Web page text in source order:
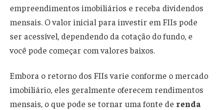
empreendimentos imobiliários e receba dividendos
mensais. O valor inicial para investir em FIIs pode
ser acessível, dependendo da cotação do fundo, e
você pode começar com valores baixos.
Embora o retorno dos FIIs varie conforme o mercado
imobiliário, eles geralmente oferecem rendimentos
mensais, o que pode se tornar uma fonte de renda